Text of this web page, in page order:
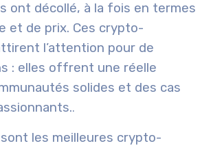
ont décollé, à la fois en termes
et de prix. Ces crypto-
l’attention pour de
: elles offrent une réelle
solides et des cas
.
les meilleures crypto-